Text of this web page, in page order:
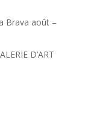
Brava août –
D’ART